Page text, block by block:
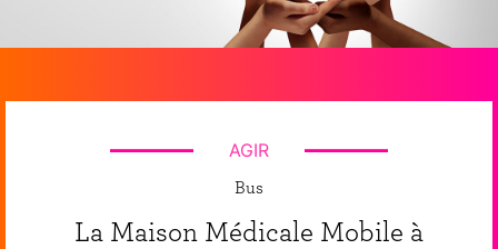
AGIR
Bus
La Maison Médicale Mobile à